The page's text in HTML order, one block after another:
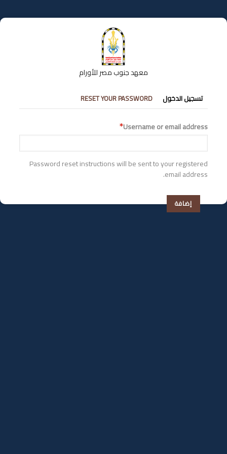
إلى
المحتوى
معهد جنوب مصر للأورام
التبويبات
الأساسية
تسجيل الدخول RESET YOUR PASSWORD
Username or email address
Password reset instructions will be sent to your registered
email address.